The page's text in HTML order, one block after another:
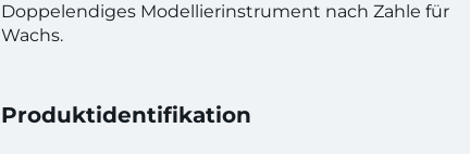
Doppelendiges Modellierinstrument nach Zahle für
Wachs.
Produktidentifikation